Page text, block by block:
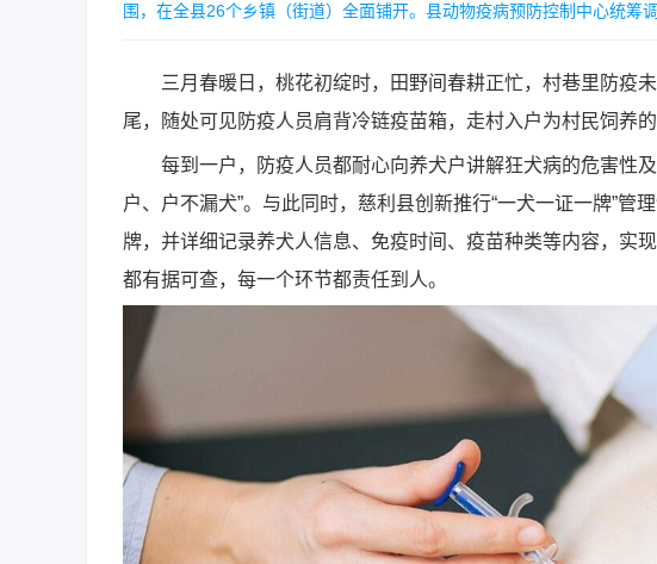
围，在全县26个乡镇（街道）全面铺开。县动物疫病预防控制中心统筹
三月春暖日，桃花初绽时，田野间春耕正忙，村巷里防疫
尾，随处可见防疫人员肩背冷链疫苗箱，走村入户为村民饲养的
每到一户，防疫人员都耐心向养犬户讲解狂犬病的危害性及
户、户不漏犬”。与此同时，慈利县创新推行“一犬一证一牌”
牌，并详细记录养犬人信息、免疫时间、疫苗种类等内容，实
都有据可查，每一个环节都责任到人。